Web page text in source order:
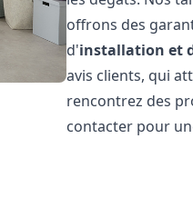
offrons des
d'installation et
avis clients, qui
rencontrez des
contacter pour